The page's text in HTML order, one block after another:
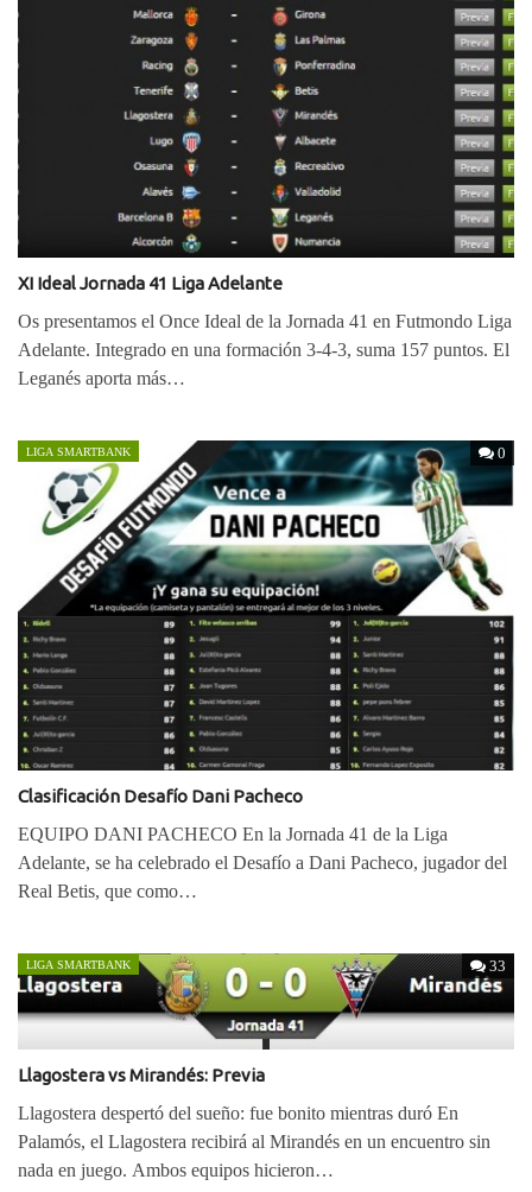
XI Ideal Jornada 41 Liga Adelante
Os presentamos el Once Ideal de la Jornada 41 en Futmondo Liga
Adelante. Integrado en una formación 3-4-3, suma 157 puntos. El
Leganés aporta más…
0
LIGA SMARTBANK
Clasificación Desafío Dani Pacheco
EQUIPO DANI PACHECO En la Jornada 41 de la Liga
Adelante, se ha celebrado el Desafío a Dani Pacheco, jugador del
Real Betis, que como…
33
LIGA SMARTBANK
Llagostera vs Mirandés: Previa
Llagostera despertó del sueño: fue bonito mientras duró En
Palamós, el Llagostera recibirá al Mirandés en un encuentro sin
nada en juego. Ambos equipos hicieron…